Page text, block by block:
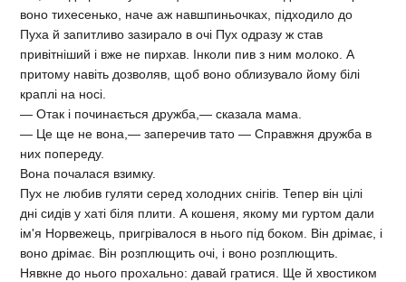
воно тихесенько, наче аж навшпиньочках, підходило до
Пуха й запитливо зазирало в очі Пух одразу ж став
привітніший і вже не пирхав. Інколи пив з ним молоко. А
притому навіть дозволяв, щоб воно облизувало йому білі
краплі на носі.
— Отак і починається дружба,— сказала мама.
— Це ще не вона,— заперечив тато — Справжня дружба в
них попереду.
Вона почалася взимку.
Пух не любив гуляти серед холодних снігів. Тепер він цілі
дні сидів у хаті біля плити. А кошеня, якому ми гуртом дали
ім'я Норвежець, пригрівалося в нього під боком. Він дрімає, і
воно дрімає. Він розплющить очі, і воно розплющить.
Нявкне до нього прохально: давай гратися. Ще й хвостиком